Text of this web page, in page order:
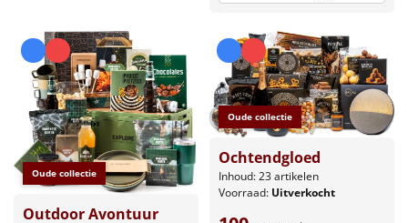
Oude collectie
Outdoor Avontuur
Oude collectie
Ochtendgloed
Inhoud: 23 artikelen
Voorraad: Uitverkocht